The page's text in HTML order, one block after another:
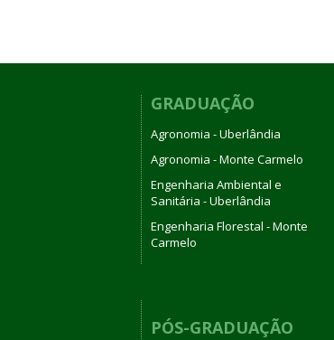
GRADUAÇÃO
Agronomia - Uberlândia
Agronomia - Monte Carmelo
Engenharia Ambiental e
Sanitária - Uberlândia
Engenharia Florestal - Monte
Carmelo
PÓS-GRADUAÇÃO